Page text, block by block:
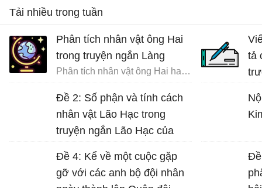
Tải nhiều trong tuần
Phân tích nhân vật ông Hai
trong truyện ngắn Làng
Phân tích nhân vật ông Hai hay nhất
Đề 2: Số phận và tính cách
nhân vật Lão Hạc trong
truyện ngắn Lão Hạc của
Đề 4: Kể về một cuộc gặp
gỡ với các anh bộ đội nhân
tả
Đề